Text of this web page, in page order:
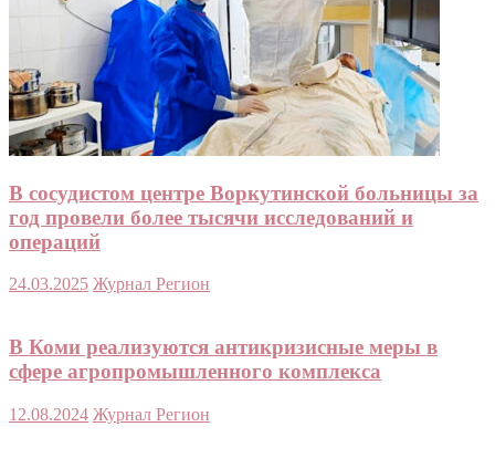
В сосудистом центре Воркутинской больницы за
год провели более тысячи исследований и
операций
24.03.2025 Журнал Регион
В Коми реализуются антикризисные меры в
сфере агропромышленного комплекса
12.08.2024 Журнал Регион